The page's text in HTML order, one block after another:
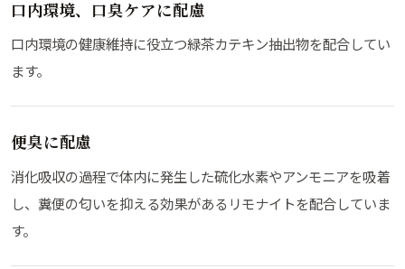
口内環境、口臭ケアに配慮
口内環境の健康維持に役立つ緑茶カテキン抽出物を配合してい
ます。
便臭に配慮
消化吸収の過程で体内に発生した硫化水素やアンモニアを吸着
し、糞便の匂いを抑える効果があるリモナイトを配合していま
す。